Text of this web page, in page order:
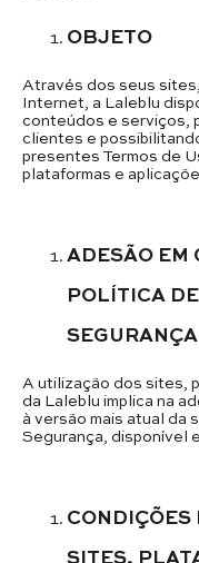
OBJETO
Através dos seus
Internet, a Laleblu
conteúdos e serviços,
clientes e
presentes Termos de
plataformas e
ADESÃO EM
POLÍTICA
SEGURANÇA
A utilização dos sites,
da Laleblu implica na
à versão mais atual da
Segurança, disponível
CONDIÇÕES
SITES,